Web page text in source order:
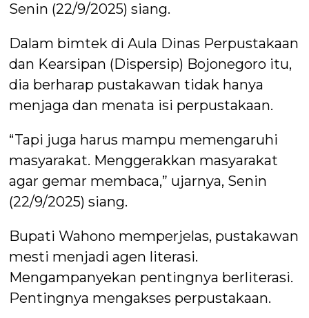
Senin (22/9/2025) siang.
Dalam bimtek di Aula Dinas Perpustakaan
dan Kearsipan (Dispersip) Bojonegoro itu,
dia berharap pustakawan tidak hanya
menjaga dan menata isi perpustakaan.
“Tapi juga harus mampu memengaruhi
masyarakat. Menggerakkan masyarakat
agar gemar membaca,” ujarnya, Senin
(22/9/2025) siang.
Bupati Wahono memperjelas, pustakawan
mesti menjadi agen literasi.
Mengampanyekan pentingnya berliterasi.
Pentingnya mengakses perpustakaan.